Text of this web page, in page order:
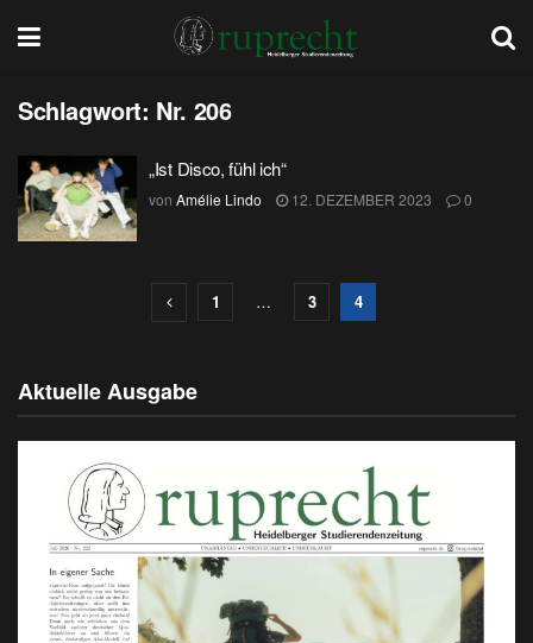
Schlagwort: Nr. 206
„Ist Disco, fühl ich“
von Amélie Lindo 12. DEZEMBER 2023 0
1 … 3 4
Aktuelle Ausgabe